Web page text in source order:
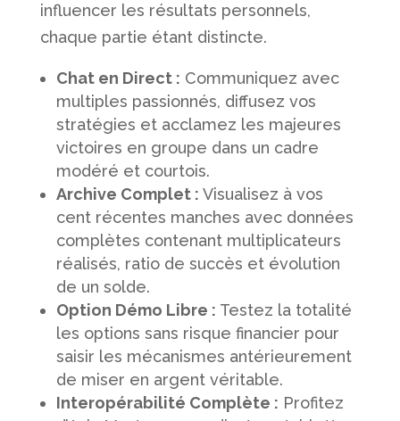
influencer les résultats personnels,
chaque partie étant distincte.
Chat en Direct : Communiquez avec
multiples passionnés, diffusez vos
stratégies et acclamez les majeures
victoires en groupe dans un cadre
modéré et courtois.
Archive Complet : Visualisez à vos
cent récentes manches avec données
complètes contenant multiplicateurs
réalisés, ratio de succès et évolution
de un solde.
Option Démo Libre : Testez la totalité
les options sans risque financier pour
saisir les mécanismes antérieurement
de miser en argent véritable.
Interopérabilité Complète : Profitez